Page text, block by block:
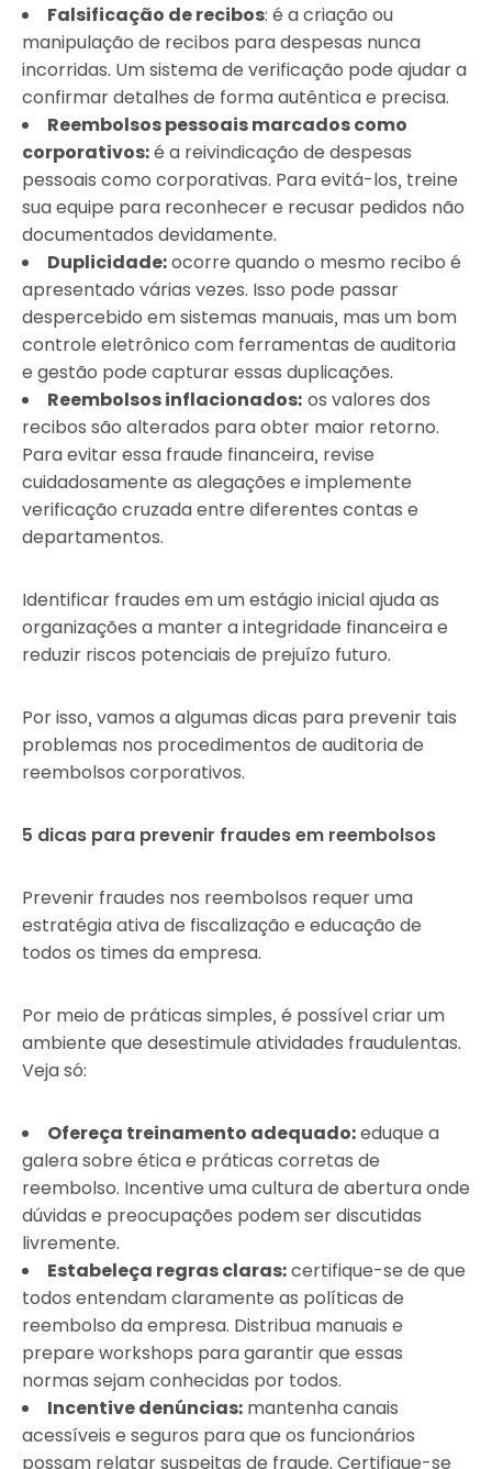
Falsificação de recibos: é a criação ou
manipulação de recibos para despesas nunca
incorridas. Um sistema de verificação pode ajudar a
confirmar detalhes de forma autêntica e precisa.
Reembolsos pessoais marcados como
corporativos:é a reivindicação de despesas
pessoais como corporativas. Para evitá-los, treine
sua equipe para reconhecer e recusar pedidos não
documentados devidamente.
Duplicidade:ocorre quando o mesmo recibo é
apresentado várias vezes. Isso pode passar
despercebido em sistemas manuais, mas um bom
controle eletrônico com ferramentas de auditoria
e gestão pode capturar essas duplicações.
Reembolsos inflacionados: os valores dos
recibos são alterados para obter maior retorno.
Para evitar essa fraude financeira, revise
cuidadosamente as alegações e implemente
verificação cruzada entre diferentes contas e
departamentos.
Identificar fraudes em um estágio inicial ajuda as
organizações a manter a integridade financeira e
reduzir riscos potenciais de prejuízo futuro.
Por isso, vamos a algumas dicas para prevenir tais
problemas nos procedimentos de auditoria de
reembolsos corporativos.
5 dicas para prevenir fraudes em reembolsos
Prevenir fraudes nos reembolsos requer uma
estratégia ativa de fiscalização e educação de
todos os times da empresa.
Por meio de práticas simples, é possível criar um
ambiente que desestimule atividades fraudulentas.
Veja só:
Ofereça treinamento adequado:eduque a
galera sobre ética e práticas corretas de
reembolso. Incentive uma cultura de abertura onde
dúvidas e preocupações podem ser discutidas
livremente.
Estabeleça regras claras:certifique-se de que
todos entendam claramente as políticas de
reembolso da empresa. Distribua manuais e
prepare workshops para garantir que essas
normas sejam conhecidas por todos.
Incentive denúncias: mantenha canais
acessíveis e seguros para que os funcionários
possam relatar suspeitas de fraude. Certifique-se